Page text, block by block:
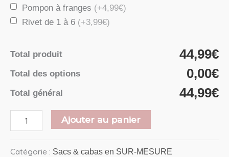
Pompon à franges (+4,99€)
Rivet de 1 à 6 (+3,99€)
Total produit 44,99€
Total des options 0,00€
Total général 44,99€
Ajouter au panier
Catégorie : Sacs & cabas en SUR-MESURE